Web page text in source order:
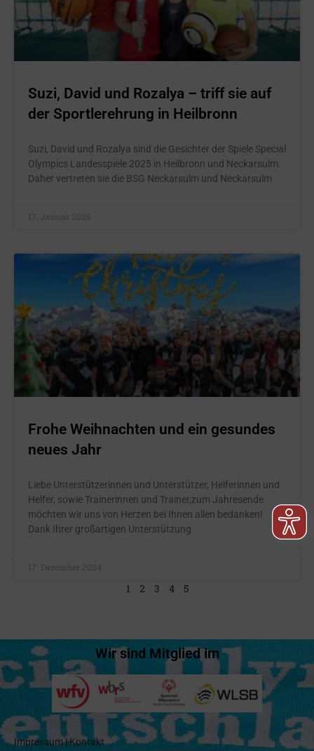
Suzi, David und Rozalya – triff sie auf
der Sportlerehrung in Heilbronn
Suzi, David und Rozalya sind die Gesichter der Spiele Special
Olympics Landesspiele 2025 in Heilbronn und Neckarsulm.
Daher vertreten sie die BSG Neckarsulm und Neckarsulm
17. Januar 2025
Frohe Weihnachten und ein gesundes
neues Jahr
Liebe Unterstützerinnen und Unterstützer, Helferinnen und
Helfer, sowie Trainerinnen und Trainer,zum Jahresende
möchten wir uns von Herzen bei Ihnen allen bedanken!
Dank Ihrer großartigen Unterstützung
17. Dezember 2024
1 2 3 4 5
Wir sind Mitglied im
Impressum|Kontakt